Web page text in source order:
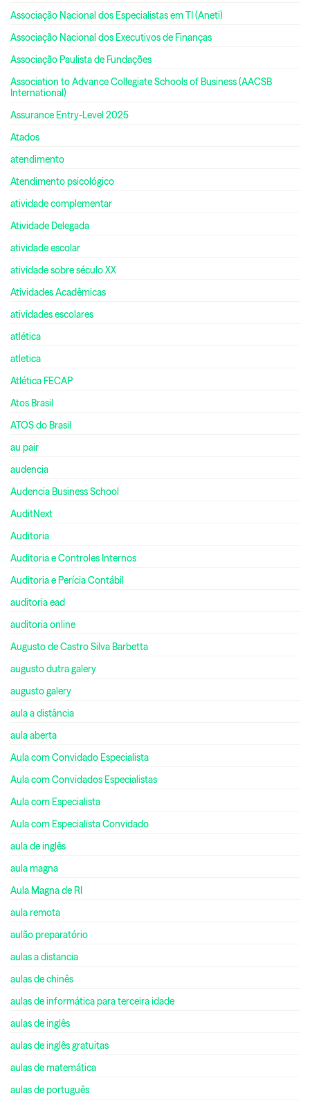
Associação Nacional dos Especialistas em TI (Aneti)
Associação Nacional dos Executivos de Finanças
Associação Paulista de Fundações
Association to Advance Collegiate Schools of Business (AACSB
International)
Assurance Entry-Level 2025
Atados
atendimento
Atendimento psicológico
atividade complementar
Atividade Delegada
atividade escolar
atividade sobre século XX
Atividades Acadêmicas
atividades escolares
atlética
atletica
Atlética FECAP
Atos Brasil
ATOS do Brasil
au pair
audencia
Audencia Business School
AuditNext
Auditoria
Auditoria e Controles Internos
Auditoria e Perícia Contábil
auditoria ead
auditoria online
Augusto de Castro Silva Barbetta
augusto dutra galery
augusto galery
aula a distância
aula aberta
Aula com Convidado Especialista
Aula com Convidados Especialistas
Aula com Especialista
Aula com Especialista Convidado
aula de inglês
aula magna
Aula Magna de RI
aula remota
aulão preparatório
aulas a distancia
aulas de chinês
aulas de informática para terceira idade
aulas de inglês
aulas de inglês gratuitas
aulas de matemática
aulas de português